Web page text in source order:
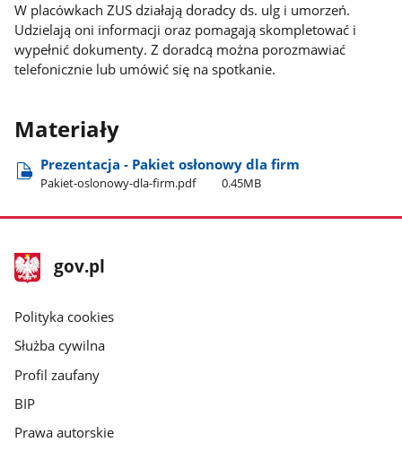
W placówkach ZUS działają doradcy ds. ulg i umorzeń.
Udzielają oni informacji oraz pomagają skompletować i
wypełnić dokumenty. Z doradcą można porozmawiać
telefonicznie lub umówić się na spotkanie.
Materiały
Prezentacja - Pakiet osłonowy dla firm
Pakiet-oslonowy-dla-firm.pdf 0.45MB
stopka
gov.pl
Strona
gov.pl
gov.pl
Polityka cookies
Służba cywilna
Profil zaufany
BIP
Prawa autorskie